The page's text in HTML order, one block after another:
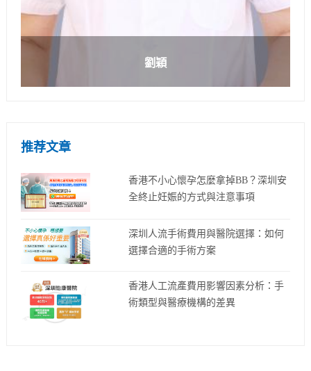
劉穎
推荐文章
香港不小心懷孕怎麼拿掉BB？深圳安
全終止妊娠的方式與注意事項
深圳人流手術費用與醫院選擇：如何
選擇合適的手術方案
香港人工流產費用影響因素分析：手
術類型與醫療機構的差異